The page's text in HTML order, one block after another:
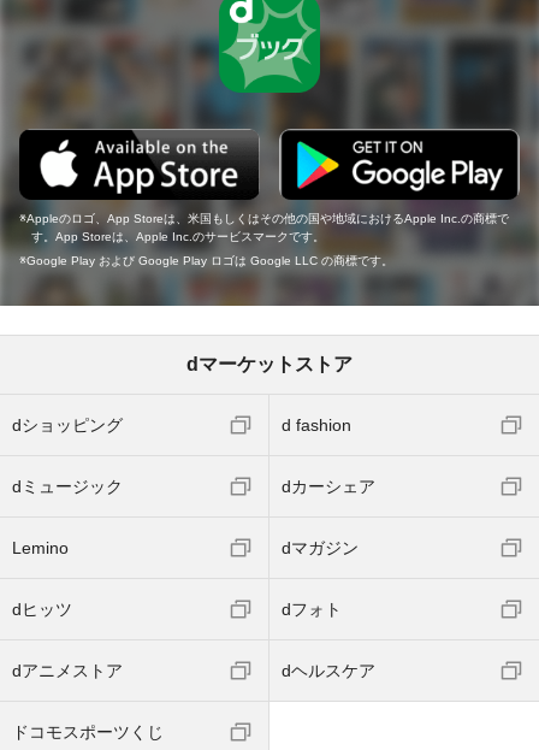
Appleのロゴ、App Storeは、米国もしくはその他の国や地域におけるApple Inc.の商標で
す。App Storeは、Apple Inc.のサービスマークです。
Google Play および Google Play ロゴは Google LLC の商標です。
dマーケットストア
dショッピング d fashion
dミュージック dカーシェア
Lemino dマガジン
dヒッツ dフォト
dアニメストア dヘルスケア
ドコモスポーツくじ